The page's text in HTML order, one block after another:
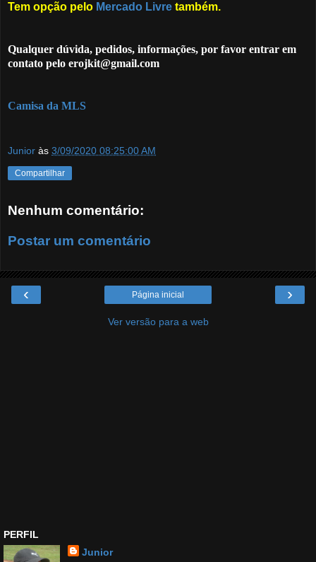
Tem opção pelo Mercado Livre também.
Qualquer dúvida, pedidos, informações, por favor entrar em
contato pelo erojkit@gmail.com
Camisa da MLS
Junior às 3/09/2020 08:25:00 AM
Compartilhar
Nenhum comentário:
Postar um comentário
‹ ›
Página inicial
Ver versão para a web
PERFIL
Junior